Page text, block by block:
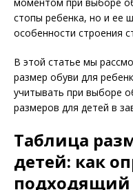
стопы ребенка, но и ее
особенности строения
В этой статье мы
размер обуви для
учитывать при выборе
размеров для детей в
Таблица
детей: как
подходящий